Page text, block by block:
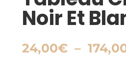
Noir Et
24,00€ –